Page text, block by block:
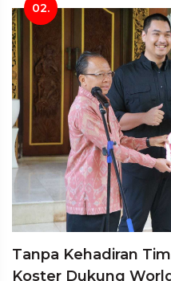
02.
Tanpa Kehadiran
Koster Dukung